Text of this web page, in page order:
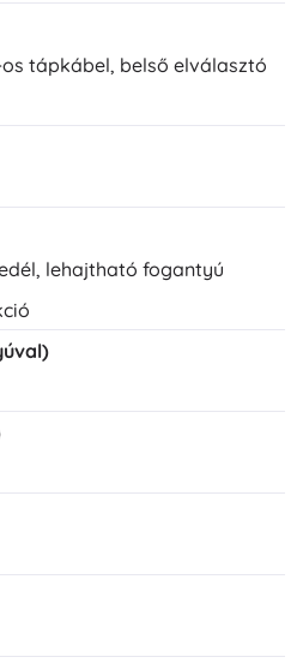
tápkábel, belső elválasztó
lehajtható fogantyú